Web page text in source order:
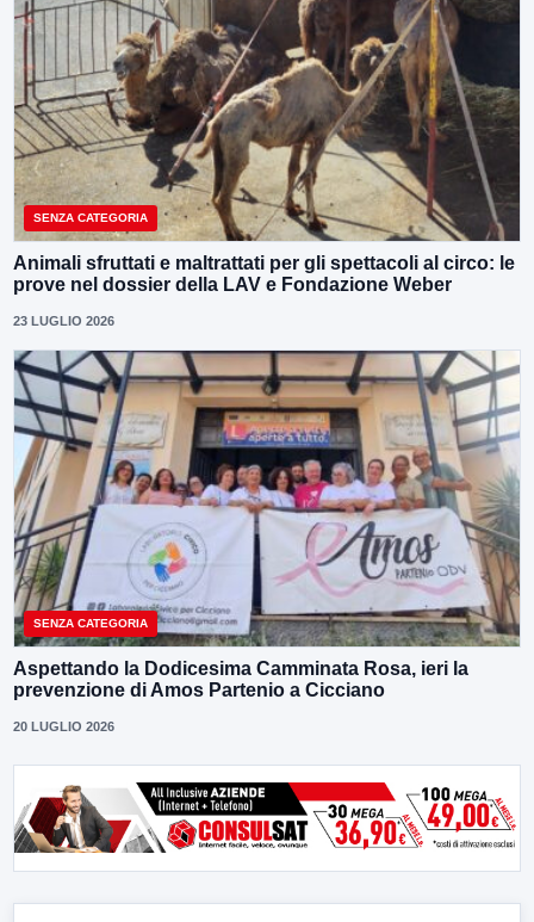
SENZA CATEGORIA
Animali sfruttati e maltrattati per gli spettacoli al circo: le
prove nel dossier della LAV e Fondazione Weber
23 LUGLIO 2026
SENZA CATEGORIA
Aspettando la Dodicesima Camminata Rosa, ieri la
prevenzione di Amos Partenio a Cicciano
20 LUGLIO 2026